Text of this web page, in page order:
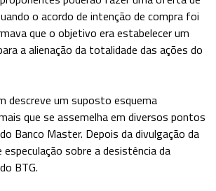
o acordo de intenção de compra foi
que o objetivo era estabelecer um
a alienação da totalidade das ações do
descreve um suposto esquema
que se assemelha em diversos pontos
Banco Master. Depois da divulgação da
sobre a desistência da
BTG.